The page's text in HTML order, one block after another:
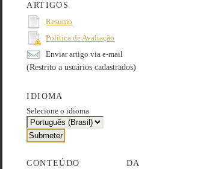
ARTIGOS
Resumo
Política de Avaliação
Enviar artigo via e-mail
(Restrito a usuários cadastrados)
IDIOMA
Selecione o idioma
CONTEÚDO DA